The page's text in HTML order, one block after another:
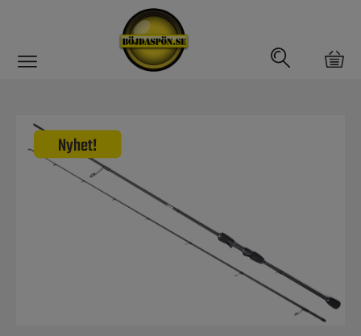
Abborrfemman